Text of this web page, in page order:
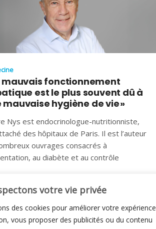
votre vie privée
des cookies pour améliorer votre expérience
vous proposer des publicités ou du contenu
mauvais fonctionnement
est le plus souvent dû à
mauvaise hygiène de vie »
Nys est endocrinologue-nutritionniste,
des hôpitaux de Paris. Il est l’auteur
ouvrages consacrés à
au diabète et au contrôle